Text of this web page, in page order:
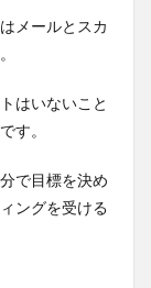
メールとスカ
はいないこと
す。
で目標を決め
ングを受ける